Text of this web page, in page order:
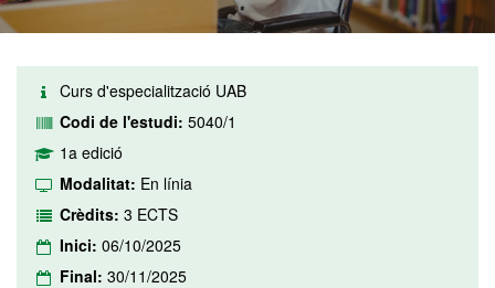
Curs d'especialització UAB
Codi de l'estudi: 5040/1
1a edició
Modalitat: En línia
Crèdits: 3 ECTS
Inici: 06/10/2025
Final: 30/11/2025